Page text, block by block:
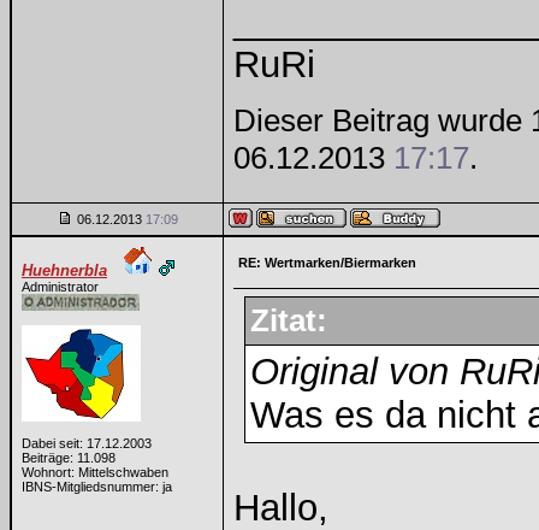
RuRi
Dieser Beitrag wurde
06.12.2013 17:17.
06.12.2013 17:09
Huehnerbla
Administrator
Dabei seit: 17.12.2003
Beiträge: 11.098
Wohnort: Mittelschwaben
IBNS-Mitgliedsnummer: ja
RE: Wertmarken/Biermarken
Zitat:
Original von
Was es da nicht
Hallo,